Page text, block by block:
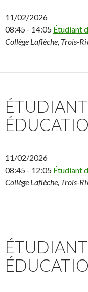
11/02/2026
08:45 - 14:05 Étudiant
Collège Laflèche, Trois-
ÉTUDIANT
11/02/2026
08:45 - 12:05 Étudiant
Collège Laflèche, Trois-
ÉTUDIANT